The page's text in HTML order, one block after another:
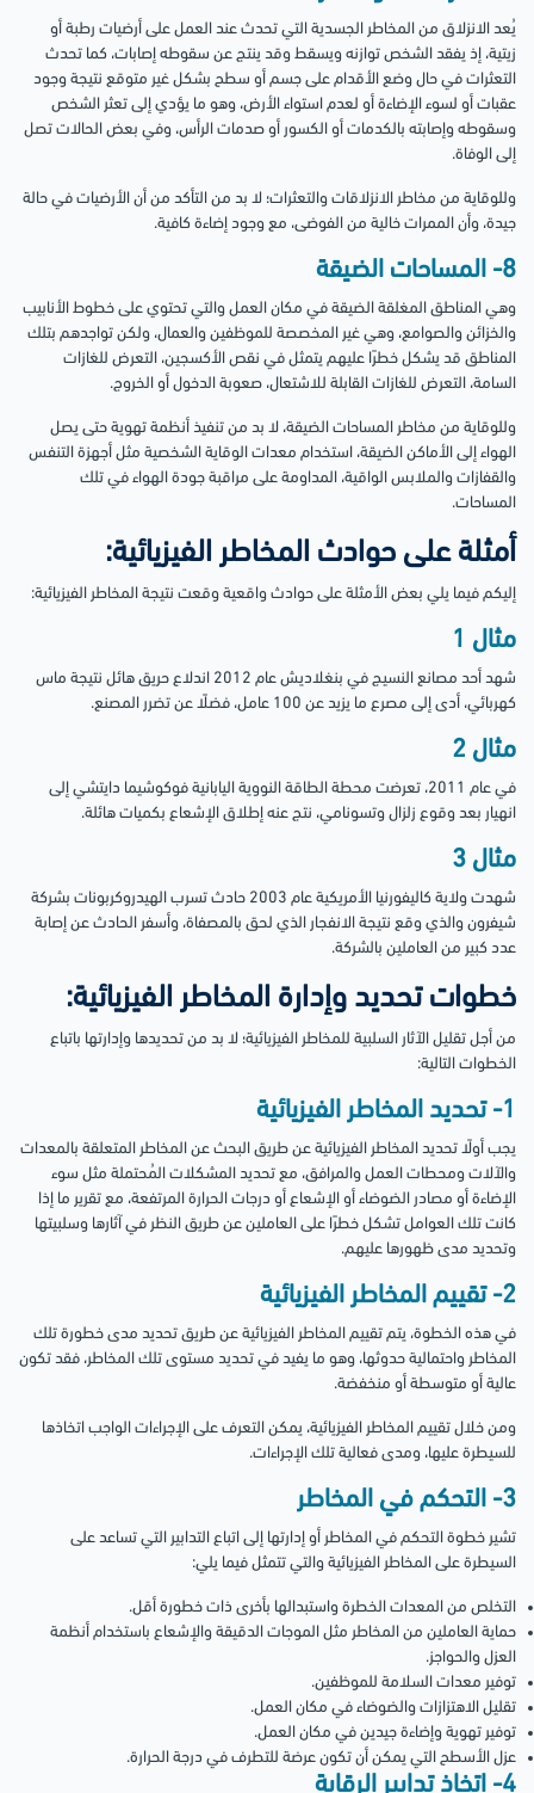
يُعد الانزلاق من المخاطر الجسدية التي تحدث عند العمل على أرضيات رطبة أو
زيتية، إذ يفقد الشخص توازنه ويسقط وقد ينتج عن سقوطه إصابات، كما تحدث
التعثرات في حال وضع الأقدام على جسم أو سطح بشكل غير متوقع نتيجة وجود
عقبات أو لسوء الإضاءة أو لعدم استواء الأرض، وهو ما يؤدي إلى تعثر الشخص
وسقوطه وإصابته بالكدمات أو الكسور أو صدمات الرأس، وفي بعض الحالات تصل
إلى الوفاة.
وللوقاية من مخاطر الانزلاقات والتعثرات؛ لا بد من التأكد من أن الأرضيات في حالة
جيدة، وأن الممرات خالية من الفوضى، مع وجود إضاءة كافية.
8- المساحات الضيقة
وهي المناطق المغلقة الضيقة في مكان العمل والتي تحتوي على خطوط الأنابيب
والخزائن والصوامع، وهي غير المخصصة للموظفين والعمال، ولكن تواجدهم بتلك
المناطق قد يشكل خطرًا عليهم يتمثل في نقص الأكسجين، التعرض للغازات
السامة، التعرض للغازات القابلة للاشتعال، صعوبة الدخول أو الخروج.
وللوقاية من مخاطر المساحات الضيقة، لا بد من تنفيذ أنظمة تهوية حتى يصل
الهواء إلى الأماكن الضيقة، استخدام معدات الوقاية الشخصية مثل أجهزة التنفس
والقفازات والملابس الواقية، المداومة على مراقبة جودة الهواء في تلك
المساحات.
أمثلة على حوادث المخاطر الفيزيائية:
إليكم فيما يلي بعض الأمثلة على حوادث واقعية وقعت نتيجة المخاطر الفيزيائية:
مثال 1
شهد أحد مصانع النسيج في بنغلاديش عام 2012 اندلاع حريق هائل نتيجة ماس
كهربائي، أدى إلى مصرع ما يزيد عن 100 عامل، فضلًا عن تضرر المصنع.
مثال 2
في عام 2011، تعرضت محطة الطاقة النووية اليابانية فوكوشيما دايتشي إلى
انهيار بعد وقوع زلزال وتسونامي، نتج عنه إطلاق الإشعاع بكميات هائلة.
مثال 3
شهدت ولاية كاليفورنيا الأمريكية عام 2003 حادث تسرب الهيدروكربونات بشركة
شيفرون والذي وقع نتيجة الانفجار الذي لحق بالمصفاة، وأسفر الحادث عن إصابة
عدد كبير من العاملين بالشركة.
خطوات تحديد وإدارة المخاطر الفيزيائية:
من أجل تقليل الآثار السلبية للمخاطر الفيزيائية؛ لا بد من تحديدها وإدارتها باتباع
الخطوات التالية:
1- تحديد المخاطر الفيزيائية
يجب أولًا تحديد المخاطر الفيزيائية عن طريق البحث عن المخاطر المتعلقة بالمعدات
والآلات ومحطات العمل والمرافق، مع تحديد المشكلات المُحتملة مثل سوء
الإضاءة أو مصادر الضوضاء أو الإشعاع أو درجات الحرارة المرتفعة، مع تقرير ما إذا
كانت تلك العوامل تشكل خطرًا على العاملين عن طريق النظر في آثارها وسلبيتها
وتحديد مدى ظهورها عليهم.
2- تقييم المخاطر الفيزيائية
في هذه الخطوة، يتم تقييم المخاطر الفيزيائية عن طريق تحديد مدى خطورة تلك
المخاطر واحتمالية حدوثها، وهو ما يفيد في تحديد مستوى تلك المخاطر، فقد تكون
عالية أو متوسطة أو منخفضة.
ومن خلال تقييم المخاطر الفيزيائية، يمكن التعرف على الإجراءات الواجب اتخاذها
للسيطرة عليها، ومدى فعالية تلك الإجراءات.
3- التحكم في المخاطر
تشير خطوة التحكم في المخاطر أو إدارتها إلى اتباع التدابير التي تساعد على
السيطرة على المخاطر الفيزيائية والتي تتمثل فيما يلي:
التخلص من المعدات الخطرة واستبدالها بأخرى ذات خطورة أقل.
حماية العاملين من المخاطر مثل الموجات الدقيقة والإشعاع باستخدام أنظمة
العزل والحواجز.
توفير معدات السلامة للموظفين.
تقليل الاهتزازات والضوضاء في مكان العمل.
توفير تهوية وإضاءة جيدين في مكان العمل.
عزل الأسطح التي يمكن أن تكون عرضة للتطرف في درجة الحرارة.
4- اتخاذ تدابير الرقابة